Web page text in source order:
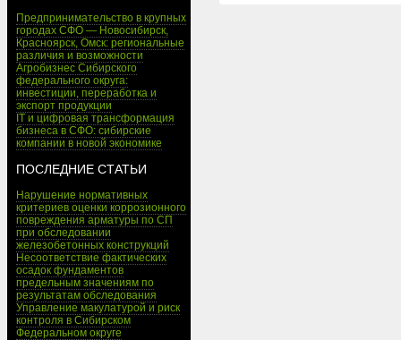
Предпринимательство в крупных
городах СФО — Новосибирск,
Красноярск, Омск: региональные
различия и возможности
Агробизнес Сибирского
федерального округа:
инвестиции, переработка и
экспорт продукции
IT и цифровая трансформация
бизнеса в СФО: сибирские
компании в новой экономике
ПОСЛЕДНИЕ СТАТЬИ
Нарушение нормативных
критериев оценки коррозионного
повреждения арматуры по СП
при обследовании
железобетонных конструкций
Несоответствие фактических
осадок фундаментов
предельным значениям по
результатам обследования
Управление макулатурой и риск
контроля в Сибирском
Федеральном округе